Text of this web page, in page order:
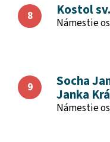
Kostol
Námestie
Socha
Janka
Námestie